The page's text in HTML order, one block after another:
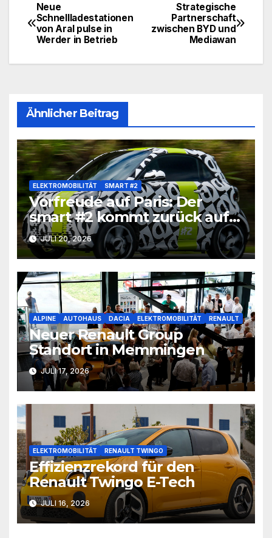
BeitragsnavigationStrategische
Partnerschaft
zwischen BYD und
Mediawan
Neue
Schnellladestationen
von Aral pulse in
Werder in Betrieb
Ähnlicher Beitrag
ELEKTROMOBILITÄT SMART #2
Vorfreude auf Paris: Der
smart #2 kommt zurück auf
die Straße
JULI 20, 2026
ALPINE AUTOHAUS DACIA ELEKTROMOBILITÄT RENAULT
Neuer Renault Group
Standort in Memmingen
JULI 17, 2026
ELEKTROMOBILITÄT RENAULT TWINGO
Effizienzrekord für den
Renault Twingo E-Tech
JULI 16, 2026